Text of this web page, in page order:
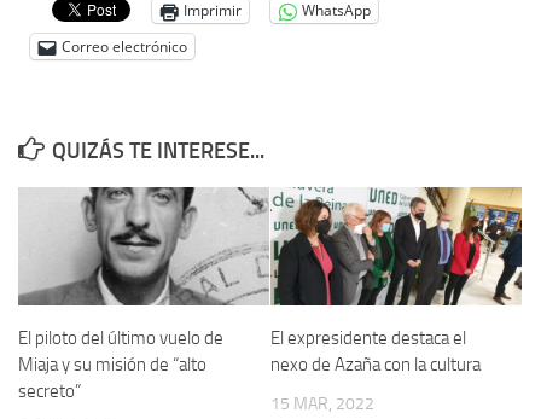
Imprimir
WhatsApp
Correo electrónico
QUIZÁS TE INTERESE...
El piloto del último vuelo de
Miaja y su misión de “alto
secreto”
El expresidente destaca el
nexo de Azaña con la cultura
15 MAR, 2022